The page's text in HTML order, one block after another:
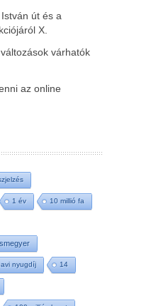
út és a
X.
várhatók
az online
1 év 10 millió fa
nyugdíj 14